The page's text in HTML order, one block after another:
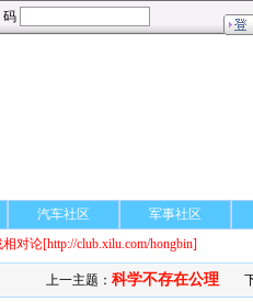
汽车社区
军事社区
相对论[http://club.xilu.com/hongbin]
上一主题： 科学不存在公理